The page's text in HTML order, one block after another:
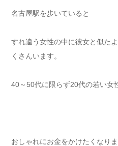
名古屋駅を歩いていると
すれ違う女性の中に彼女と似た
くさんいます。
40～50代に限らず20代の若い女
おしゃれにお金をかけたくなりま